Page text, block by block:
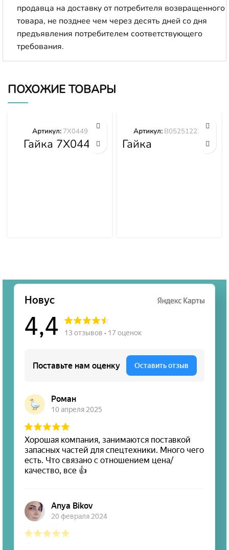
продавца на доставку от потребителя возвращенного
товара, не позднее чем через десять дней со дня
предъявления потребителем соответствующего
требования.
ПОХОЖИЕ ТОВАРЫ
Гайка 7X0449
Артикул: 7X0449
Гайка
B052512228
Артикул: B052512228